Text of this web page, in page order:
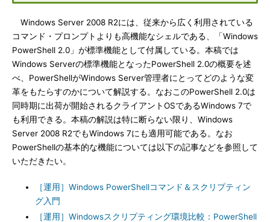
Windows Server 2008 R2には、従来から広く利用されている
コマンド・プロンプトよりも高機能なシェルである、「Windows
PowerShell 2.0」が標準機能として付属している。本稿では
Windows Serverの標準機能となったPowerShell 2.0の概要を述
べ、PowerShellがWindows Server管理者にとってどのような変
革をもたらすのかについて解説する。なおこのPowerShell 2.0は
同時期に出荷が開始されるクライアントOSであるWindows 7で
も利用できる。本稿の解説は特に断らない限り、Windows
Server 2008 R2でもWindows 7にも適用可能である。なお
PowerShellの基本的な機能については以下の記事などを参照して
いただきたい。
［運用］Windows PowerShellコマンド＆スクリプティン
グ入門
［運用］Windowsスクリプティング環境比較：PowerShell